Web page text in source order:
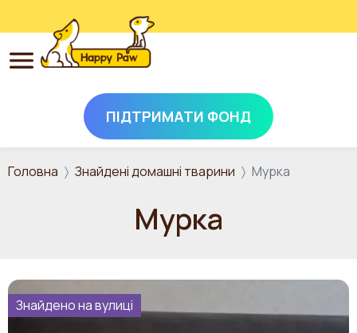
Перейти до основного вмісту
ПІДТРИМАТИ ФОНД
Головна Знайдені домашні тварини Мурка
Мурка
Знайдено на вулиці